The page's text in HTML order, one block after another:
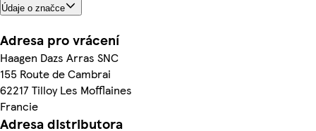
Údaje o značce
Adresa pro vrácení
Haagen Dazs Arras SNC
155 Route de Cambrai
62217 Tilloy Les Mofflaines
Francie
Adresa distributora